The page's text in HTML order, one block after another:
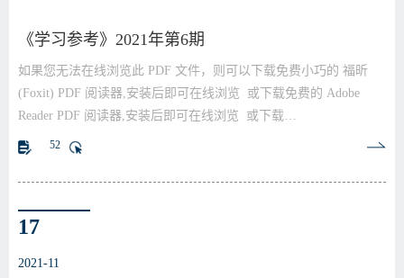
《学习参考》2021年第6期
如果您无法在线浏览此 PDF 文件，则可以下载免费小巧的 福昕
(Foxit) PDF 阅读器,安装后即可在线浏览 或下载免费的 Adobe
Reader PDF 阅读器,安装后即可在线浏览 或下载…
52
17
2021-11